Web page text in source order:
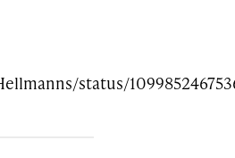
status/